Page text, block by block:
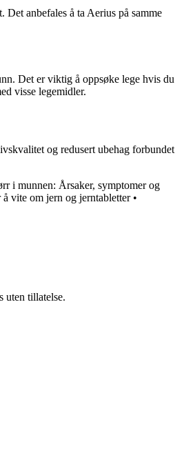
anbefales å ta Aerius på samme
Det er viktig å oppsøke lege hvis du
visse legemidler.
og redusert ubehag forbundet
i munnen: Årsaker, symptomer og
vite om jern og jerntabletter•
uten tillatelse.